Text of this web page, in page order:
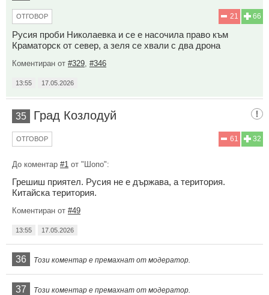
66
21
ОТГОВОР
Русия проби Николаевка и се е насочила право към
Краматорск от север, а зеля се хвали с два дрона
Коментиран от #329 #346
13:55 17.05.2026
35 Град Козлодуй
32
61
ОТГОВОР
До коментар #1 от "Шопо":
Грешиш приятел. Русия не е държава, а територия.
Китайска територия.
Коментиран от #49
13:55 17.05.2026
36 Този коментар е премахнат от модератор.
37 Този коментар е премахнат от модератор.